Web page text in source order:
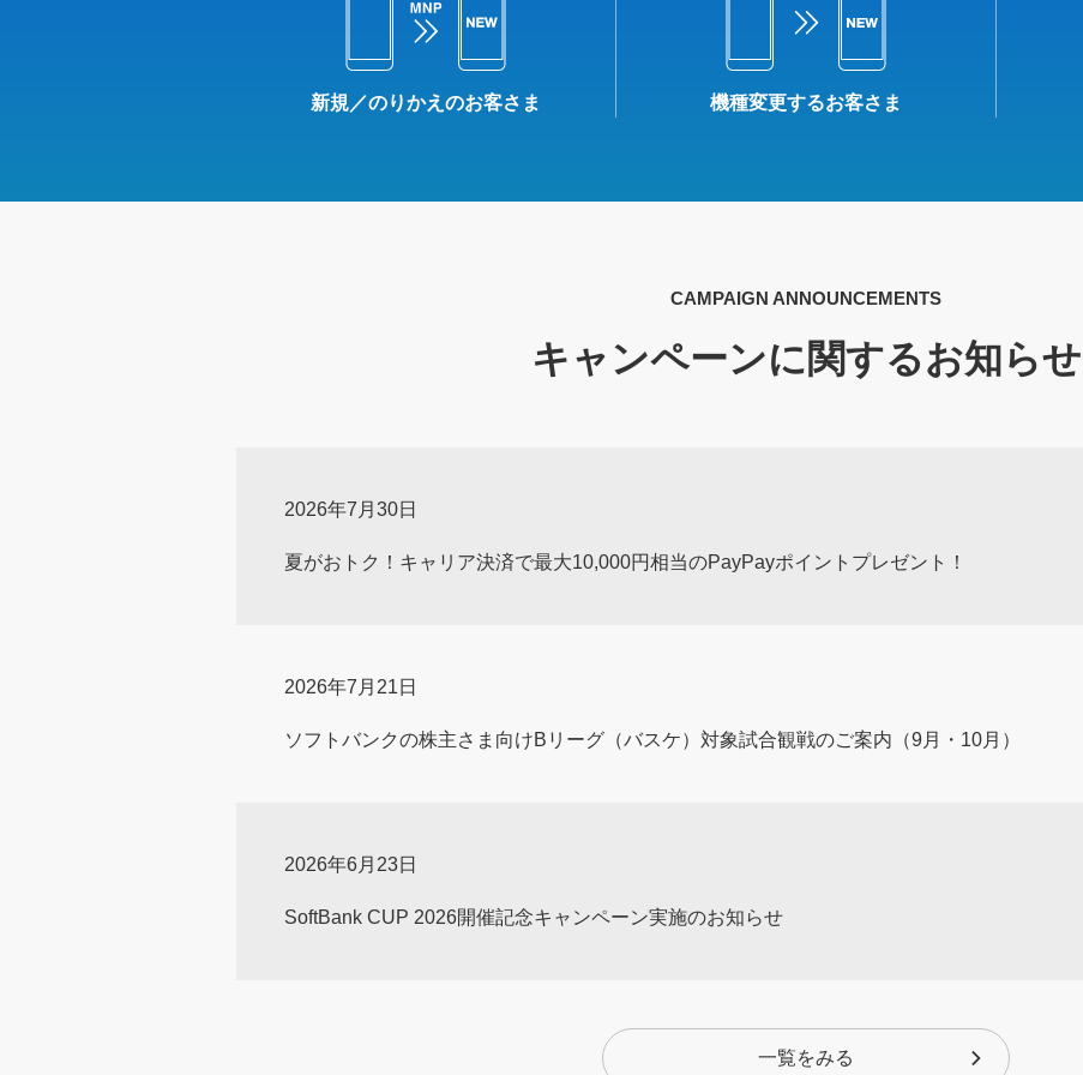
新規／のりかえのお客さま 機種変更するお客さま
CAMPAIGN ANNOUNCEMENTS
キャンペーンに関するお知らせ
2026年7月30日
夏がおトク！キャリア決済で最大10,000円相当のPayPayポイントプレゼント！
2026年7月21日
ソフトバンクの株主さま向けBリーグ（バスケ）対象試合観戦のご案内（9月・10月）
2026年6月23日
SoftBank CUP 2026開催記念キャンペーン実施のお知らせ
一覧をみる